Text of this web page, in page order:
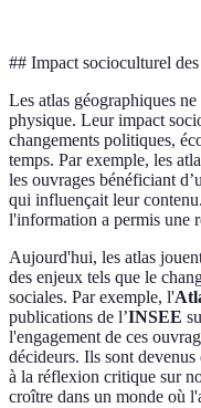
## Impact socioculturel
Les atlas géographiques
physique. Leur impact
changements politiques,
temps. Par exemple, les
les ouvrages bénéficiant
qui influençait leur
l'information a permis une
Aujourd'hui, les atlas
des enjeux tels que le
sociales. Par exemple, l'
publications de l’INSEE
l'engagement de ces
décideurs. Ils sont
à la réflexion critique sur
croître dans un monde où